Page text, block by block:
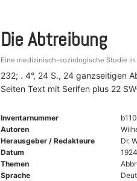
Die Abtreibung
Eine medizinisch-soziologische Studie
232; . 4°, 24 S., 24 ganzseitigen
Seiten Text mit Serifen plus 22
Inventarnummer
Autoren
Herausgeber / Redakteure
Dr.
Datum
1924
Themen
Sprache